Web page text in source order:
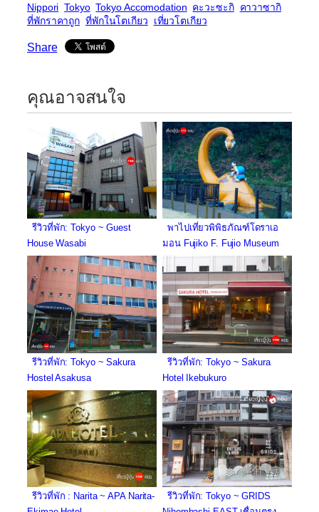
Nippori Tokyo Tokyo Accomodation คะวะซะกิ คาวาซากิ
ที่พักราคาถูก ที่พักในโตเกียว ​เที่ยวโตเกียว
Share
คุณอาจสนใจ
รีวิวที่พัก: Tokyo ~ Guest
House Wasabi
พาไปเที่ยวพิพิธภัณฑ์โดราเอ
มอน Fujiko F. Fujio Museum
รีวิวที่พัก: Tokyo ~ Sakura
Hostel Asakusa
รีวิวที่พัก: Tokyo ~ Sakura
Hotel Ikebukuro
รีวิวที่พัก : Narita ~ APA Narita-
รีวิวที่พัก: Tokyo ~ GRIDS